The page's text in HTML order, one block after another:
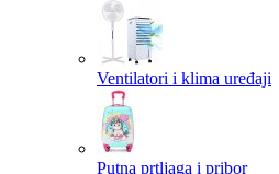
Ventilatori i klima uređaji
Putna prtljaga i pribor